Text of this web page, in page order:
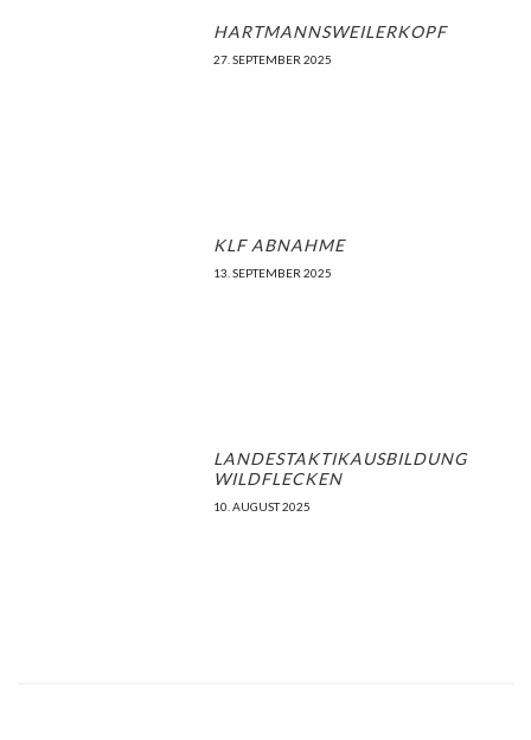
HARTMANNSWEILERKOPF
27. SEPTEMBER 2025
KLF ABNAHME
13. SEPTEMBER 2025
LANDESTAKTIKAUSBILDUNG
WILDFLECKEN
10. AUGUST 2025